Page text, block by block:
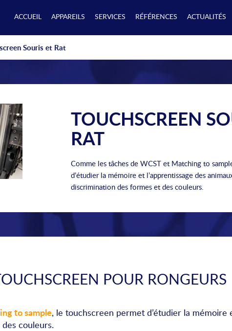
ACCUEIL APPAREILS SERVICES RÉFÉRENCES ACTUALITÉS
Souris et Rat
TOUCHSCREEN
RAT
Comme les tâches de WCST et Matching to
d’étudier la mémoire et l’apprentissage des
discrimination des formes et des couleurs.
POUR RONGEURS
to sample, le touchscreen permet d’étudier la mémoire
couleurs.